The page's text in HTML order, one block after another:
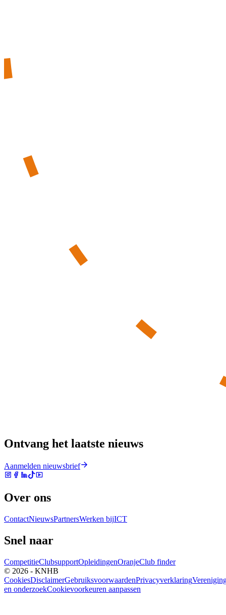
Ontvang het laatste nieuws
Aanmelden nieuwsbrief
Over ons
ContactNieuwsPartnersWerken bijICT
Snel naar
CompetitieClubsupportOpleidingenOranjeClub finder
© 2026 - KNHB
CookiesDisclaimerGebruiksvoorwaardenPrivacyverklaring
en onderzoekCookievoorkeuren aanpassen